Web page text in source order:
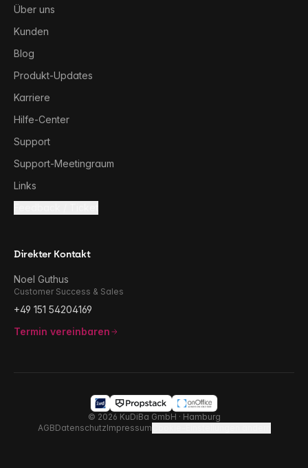
Über uns
Kunden
Blog
Produkt-Updates
Karriere
Hilfe-Center
Support
Support-Meetingraum
Links
Direkter Kontakt
Noel Guthus
Customer Success & Sales
+49 151 54204169
Termin vereinbaren
© 2026 KuDiBa GmbH · Hamburg
AGBDatenschutzImpressum